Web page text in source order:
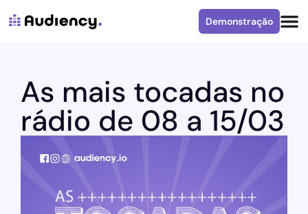
Demonstração
As mais tocadas no
rádio de 08 a 15/03